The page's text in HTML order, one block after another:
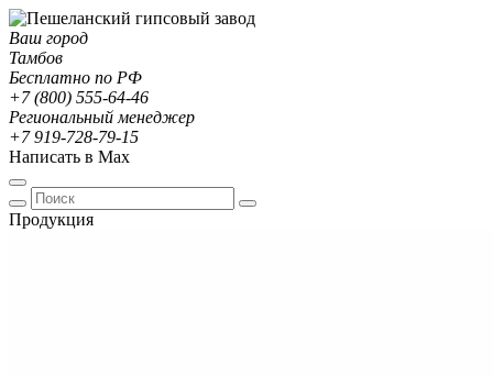
Ваш город
Тамбов
Бесплатно по РФ
+7 (800) 555-64-46
Региональный менеджер
+7 919-728-79-15
Написать в Max
Продукция